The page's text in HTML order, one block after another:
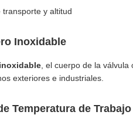
transporte y altitud
Inoxidable
, el cuerpo de la
exteriores e industriales.
Temperatura de Trabajo